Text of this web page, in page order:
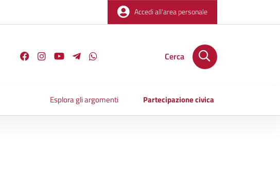
Accedi all'area personale
Cerca
Esplora gli argomenti Partecipazione civica